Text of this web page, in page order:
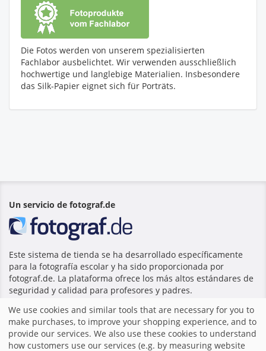
Die Fotos werden von unserem spezialisierten
Fachlabor ausbelichtet. Wir verwenden ausschließlich
hochwertige und langlebige Materialien. Insbesondere
das Silk-Papier eignet sich für Porträts.
Un servicio de fotograf.de
Este sistema de tienda se ha desarrollado específicamente
para la fotografía escolar y ha sido proporcionada por
fotograf.de. La plataforma ofrece los más altos estándares de
seguridad y calidad para profesores y padres.
Inicio|Imprimir |Términos y Condiciones|Sistema de
tienda por fotograf.de |
We use cookies and similar tools that are necessary for you to
make purchases, to improve your shopping experience, and to
provide our services. We also use these cookies to understand
how customers use our services (e.g. by measuring website